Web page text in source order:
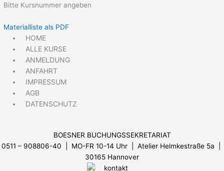
Bitte Kursnummer angeben
Materialliste als PDF
HOME
ALLE KURSE
ANMELDUNG
ANFAHRT
IMPRESSUM
AGB
DATENSCHUTZ
BOESNER BUCHUNGSSEKRETARIAT
0511 – 908806-40 | MO-FR 10-14 Uhr
| Atelier Helmkestraße 5a |
30165 Hannover